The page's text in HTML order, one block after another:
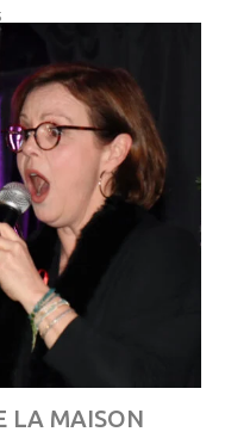
LA MAISON